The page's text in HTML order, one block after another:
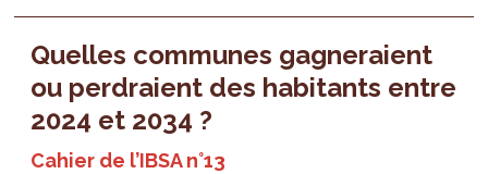
Quelles communes gagneraient
ou perdraient des habitants entre
2024 et 2034 ?
Cahier de l’IBSA n°13